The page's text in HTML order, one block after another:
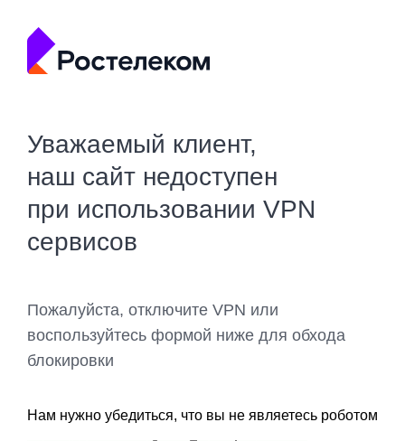
Уважаемый клиент,
наш сайт недоступен
при использовании VPN
сервисов
Пожалуйста, отключите VPN или
воспользуйтесь формой ниже для обхода
блокировки
Нам нужно убедиться, что вы не являетесь роботом